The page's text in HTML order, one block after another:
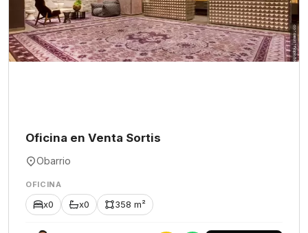
Oficina en Venta Sortis
Obarrio
OFICINA
x0 x0 358 m²